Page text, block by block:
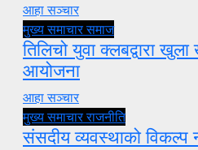
आहा सञ्चार
मुख्य समाचारसमाज
तिलिचो युवा क्लबद्वारा
आयोजना
आहा सञ्चार
मुख्य समाचारराजनीति
संसदीय व्यवस्थाको विकल्प